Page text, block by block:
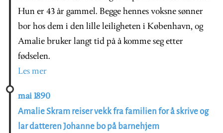
Hun er 43 år gammel. Begge hennes voksne sønner
bor hos dem i den lille leiligheten i København, og
Amalie bruker langt tid på å komme seg etter
fødselen.
Les mer
mai 1890
Amalie Skram reiser vekk fra familien for å skrive og
lar datteren Johanne bo på barnehjem